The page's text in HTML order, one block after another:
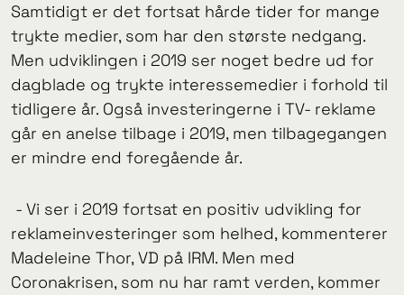
Samtidigt er det fortsat hårde tider for mange
trykte medier, som har den største nedgang.
Men udviklingen i 2019 ser noget bedre ud for
dagblade og trykte interessemedier i forhold til
tidligere år. Også investeringerne i TV- reklame
går en anelse tilbage i 2019, men tilbagegangen
er mindre end foregående år.
- Vi ser i 2019 fortsat en positiv udvikling for
reklameinvesteringer som helhed, kommenterer
Madeleine Thor, VD på IRM. Men med
Coronakrisen, som nu har ramt verden, kommer